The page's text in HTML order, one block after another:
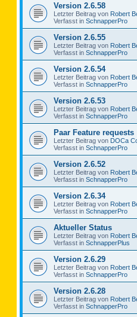
Version 2.6.58
Letzter Beitrag von Robert
Verfasst in SchnapperPro
Version 2.6.55
Letzter Beitrag von Robert
Verfasst in SchnapperPro
Version 2.6.54
Letzter Beitrag von Robert
Verfasst in SchnapperPro
Version 2.6.53
Letzter Beitrag von Robert
Verfasst in SchnapperPro
Paar Feature requests
Letzter Beitrag von DOCa
Verfasst in SchnapperPro
Version 2.6.52
Letzter Beitrag von Robert
Verfasst in SchnapperPro
Version 2.6.34
Letzter Beitrag von Robert
Verfasst in SchnapperPro
Aktueller Status
Letzter Beitrag von Robert
Verfasst in SchnapperPlus
Version 2.6.29
Letzter Beitrag von Robert
Verfasst in SchnapperPro
Version 2.6.28
Letzter Beitrag von Robert
Verfasst in SchnapperPro